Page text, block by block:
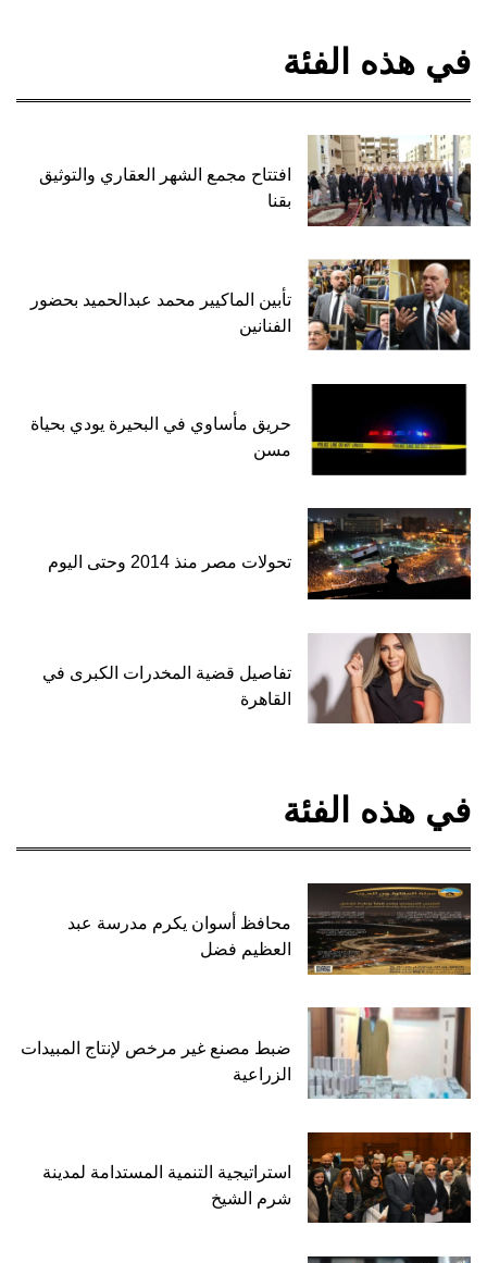
في هذه الفئة
افتتاح مجمع الشهر العقاري والتوثيق
بقنا
تأبين الماكيير محمد عبدالحميد بحضور
الفنانين
حريق مأساوي في البحيرة يودي بحياة
مسن
تحولات مصر منذ 2014 وحتى اليوم
تفاصيل قضية المخدرات الكبرى في
القاهرة
في هذه الفئة
محافظ أسوان يكرم مدرسة عبد
العظيم فضل
ضبط مصنع غير مرخص لإنتاج المبيدات
الزراعية
استراتيجية التنمية المستدامة لمدينة
شرم الشيخ